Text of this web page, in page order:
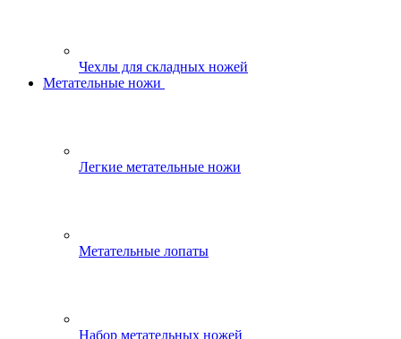
Чехлы для складных ножей
Метательные ножи
Легкие метательные ножи
Метательные лопаты
Набор метательных ножей